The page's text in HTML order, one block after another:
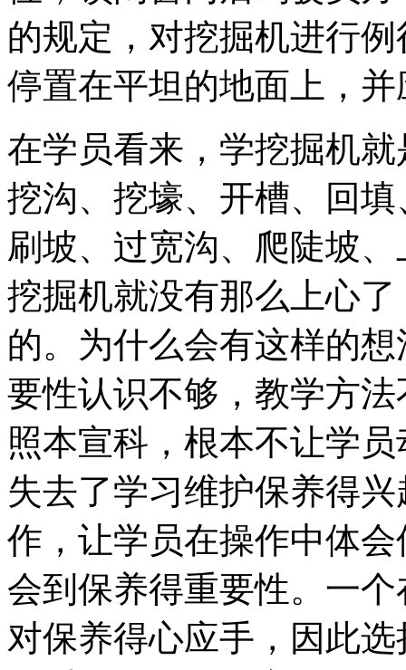
的规定，对挖掘机进行
停置在平坦的地面上，
在学员看来，学挖掘机
挖沟、挖壕、开槽、回
刷坡、过宽沟、爬陡坡
挖掘机就没有那么上心
的。为什么会有这样的
要性认识不够，教学方
照本宣科，根本不让学
失去了学习维护保养得
作，让学员在操作中体
会到保养得重要性。一
对保养得心应手，因此